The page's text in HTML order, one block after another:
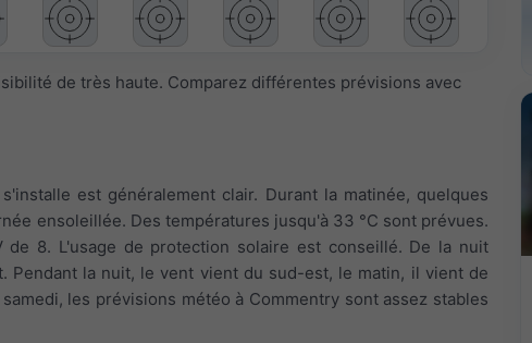
de très haute. Comparez différentes prévisions avec
est généralement clair. Durant la matinée, quelques
ensoleillée. Des températures jusqu'à 33 °C sont prévues.
de 8. L'usage de protection solaire est conseillé. De la nuit
Pendant la nuit, le vent vient du sud-est, le matin, il vient de
les prévisions météo à Commentry sont assez stables